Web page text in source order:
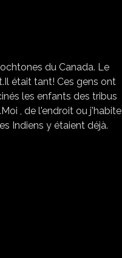
du Canada. Le
était tant! Ces gens ont
les enfants des tribus
, de l'endroit ou j'habite,
Indiens y étaient déjà.